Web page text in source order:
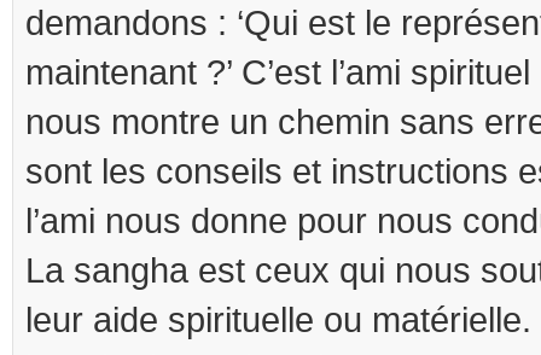
demandons : ‘Qui est le
maintenant ?’ C’est l’ami
nous montre un chemin sans
sont les conseils et instructions
l’ami nous donne pour nous
La sangha est ceux qui nous
leur aide spirituelle ou